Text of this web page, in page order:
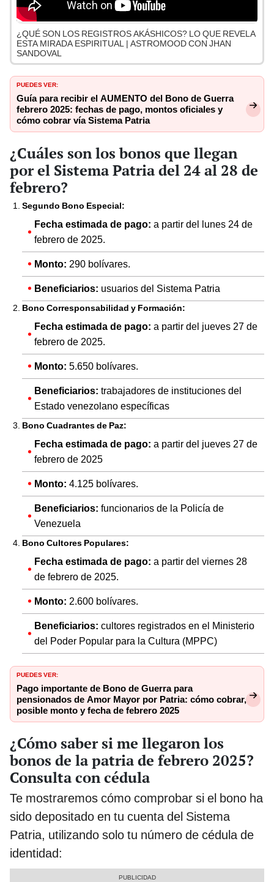
¿QUÉ SON LOS REGISTROS AKÁSHICOS? LO QUE REVELA
ESTA MIRADA ESPIRITUAL | ASTROMOOD CON JHAN
SANDOVAL
PUEDES VER:
Guía para recibir el AUMENTO del Bono de Guerra
febrero 2025: fechas de pago, montos oficiales y
cómo cobrar vía Sistema Patria
¿Cuáles son los bonos que llegan
por el Sistema Patria del 24 al 28 de
febrero?
Segundo Bono Especial:
Fecha estimada de pago: a partir del lunes 24 de
febrero de 2025.
Monto: 290 bolívares.
Beneficiarios: usuarios del Sistema Patria
Bono Corresponsabilidad y Formación:
Fecha estimada de pago: a partir del jueves 27 de
febrero de 2025.
Monto: 5.650 bolívares.
Beneficiarios: trabajadores de instituciones del
Estado venezolano específicas
Bono Cuadrantes de Paz:
Fecha estimada de pago: a partir del jueves 27 de
febrero de 2025
Monto: 4.125 bolívares.
Beneficiarios: funcionarios de la Policía de
Venezuela
Bono Cultores Populares:
Fecha estimada de pago: a partir del viernes 28
de febrero de 2025.
Monto: 2.600 bolívares.
Beneficiarios: cultores registrados en el Ministerio
del Poder Popular para la Cultura (MPPC)
PUEDES VER:
Pago importante de Bono de Guerra para
pensionados de Amor Mayor por Patria: cómo cobrar,
posible monto y fecha de febrero 2025
¿Cómo saber si me llegaron los
bonos de la patria de febrero 2025?
Consulta con cédula
Te mostraremos cómo comprobar si el bono ha
sido depositado en tu cuenta del Sistema
Patria, utilizando solo tu número de cédula de
identidad: